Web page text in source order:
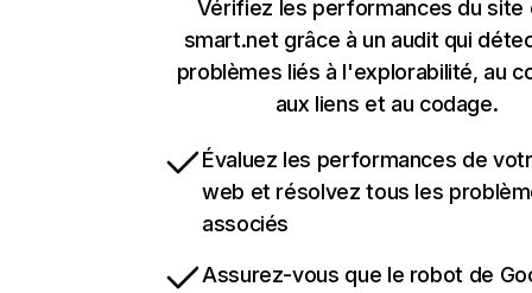
Vérifiez les performances du site
smart.net grâce à un audit qui
problèmes liés à l'explorabilité, au
aux liens et au codage.
Évaluez les performances de
web et résolvez tous les
associés
Assurez-vous que le robot de